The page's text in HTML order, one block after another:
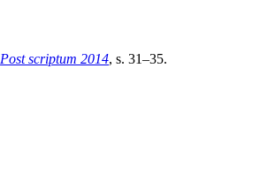
Post scriptum 2014, s. 31–35.